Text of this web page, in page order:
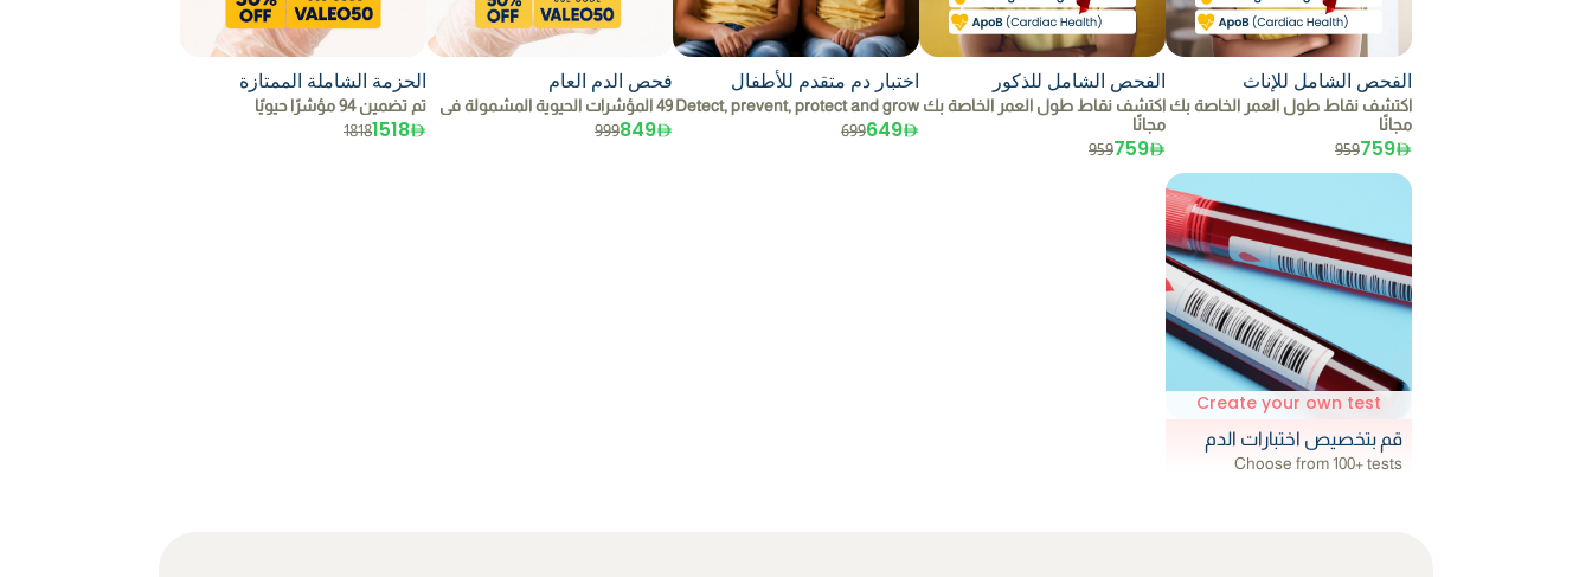
الفحص الشامل للإناث
اكتشف نقاط طول العمر الخاصة بك
مجانًا
759
959
الفحص الشامل للذكور
اكتشف نقاط طول العمر الخاصة بك
مجانًا
759
959
اختبار دم متقدم للأطفال
Detect, prevent, protect and grow
649
699
فحص الدم العام
49 المؤشرات الحيوية المشمولة في
849
999
الحزمة الشاملة الممتازة
تم تضمين 94 مؤشرًا حيويًا
1518
1818
Create your own test
قم بتخصيص اختبارات الدم
Choose from 100+ tests